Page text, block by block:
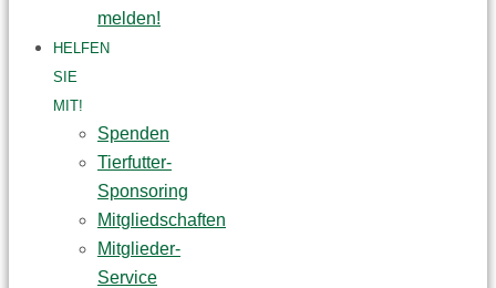
melden!
HELFEN
SIE
MIT!
Spenden
Tierfutter-
Sponsoring
Mitgliedschaften
Mitglieder-
Service